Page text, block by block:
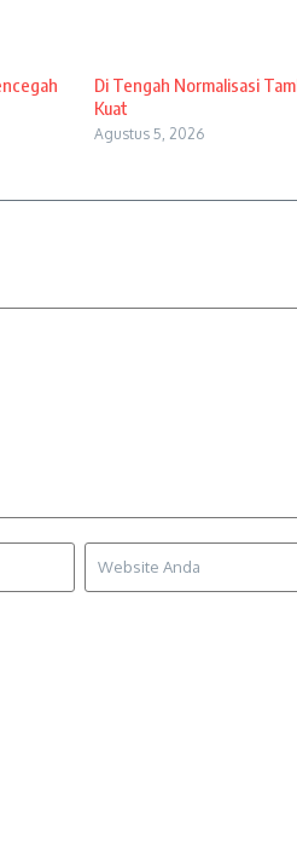
Di Tengah Normalisasi
Kuat
Agustus 5, 2026